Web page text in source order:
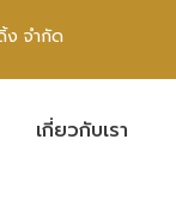
ง จำกัด
เกี่ยวกับเรา